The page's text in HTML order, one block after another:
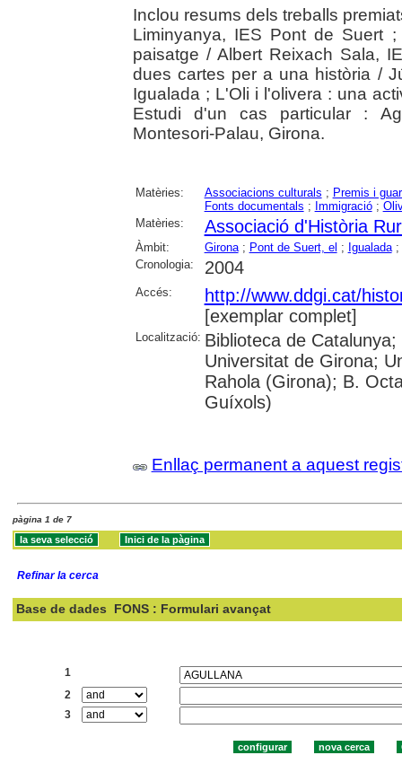
Inclou resums dels treballs
Liminyanya, IES Pont de
paisatge / Albert Reixach Sala,
dues cartes per a una història /
Igualada ; L'Oli i l'olivera : una
Estudi d'un cas particular :
Montesori-Palau, Girona.
Matèries: Associacions culturals ; Premis i
Fonts documentals ; Immigració;
Matèries:
Associació d'Història
Àmbit: Girona; Pont de Suert, el ; Igualada;
Cronologia:
2004
Accés:
http://www.ddgi.cat/
[exemplar complet]
Localització: Biblioteca de
Universitat de Girona;
Rahola (Girona); B.
Guíxols)
Enllaç permanent a aquest
pàgina 1 de 7
Refinar la cerca
Base de dades FONS : Formulari avançat
1
2
3